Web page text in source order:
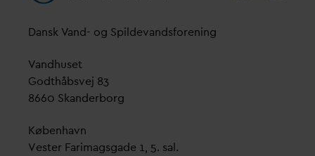
Dansk Vand- og Spildevandsforening
Vandhuset
Godthåbsvej 83
8660 Skanderborg
København
Vester Farimagsgade 1, 5. sal.